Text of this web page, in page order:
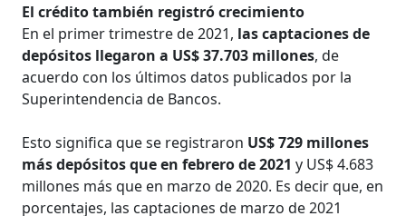
El crédito también registró crecimiento
En el primer trimestre de 2021, las captaciones de
depósitos llegaron a US$ 37.703 millones, de
acuerdo con los últimos datos publicados por la
Superintendencia de Bancos.
Esto significa que se registraron US$ 729 millones
más depósitos que en febrero de 2021y US$ 4.683
millones más que en marzo de 2020. Es decir que, en
porcentajes, las captaciones de marzo de 2021